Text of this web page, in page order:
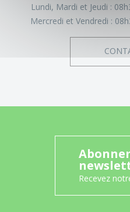
Lundi, Mardi et Jeudi :
Mercredi et Vendredi :
Recevez